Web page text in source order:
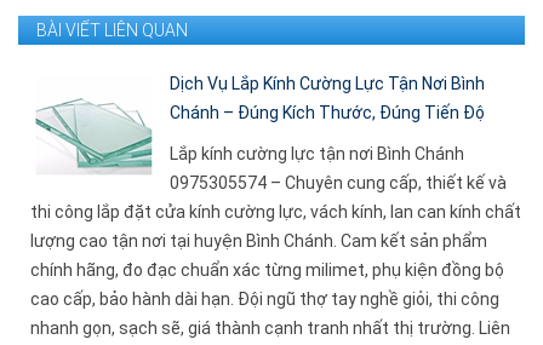
BÀI VIẾT LIÊN QUAN
Dịch Vụ Lắp Kính Cường Lực Tận Nơi Bình
Chánh – Đúng Kích Thước, Đúng Tiến Độ
Lắp kính cường lực tận nơi Bình Chánh
0975305574 – Chuyên cung cấp, thiết kế và
thi công lắp đặt cửa kính cường lực, vách kính, lan can kính chất
lượng cao tận nơi tại huyện Bình Chánh. Cam kết sản phẩm
chính hãng, đo đạc chuẩn xác từng milimet, phụ kiện đồng bộ
cao cấp, bảo hành dài hạn. Đội ngũ thợ tay nghề giỏi, thi công
nhanh gọn, sạch sẽ, giá thành cạnh tranh nhất thị trường. Liên